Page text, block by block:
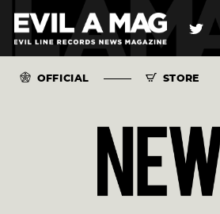
OFFICIAL STORE